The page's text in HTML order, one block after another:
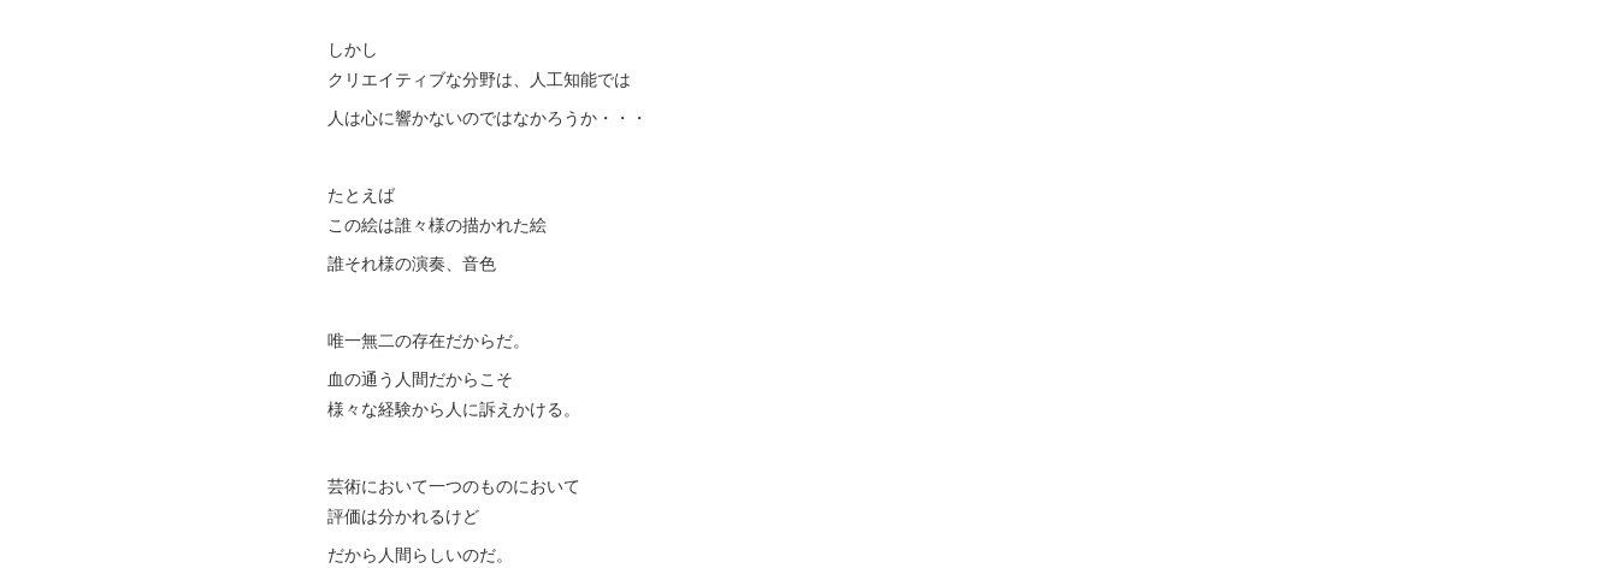
しかし
クリエイティブな分野は、人工知能では
人は心に響かないのではなかろうか・・・
たとえば
この絵は誰々様の描かれた絵
誰それ様の演奏、音色
唯一無二の存在だからだ。
血の通う人間だからこそ
様々な経験から人に訴えかける。
芸術において一つのものにおいて
評価は分かれるけど
だから人間らしいのだ。